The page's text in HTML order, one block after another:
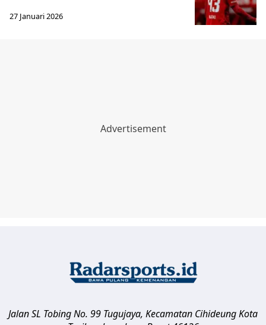
27 Januari 2026
Jalan SL Tobing No. 99 Tugujaya, Kecamatan CihideungKota